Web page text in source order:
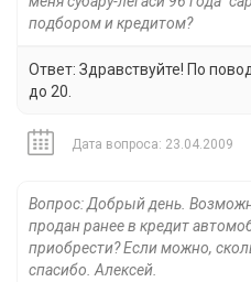
подбором и кредитом?
Ответ: Здравствуйте! По
до 20.
Дата вопроса: 23.04.2009
Вопрос: Добрый день.
продан ранее в кредит
приобрести? Если можно,
спасибо. Алексей.